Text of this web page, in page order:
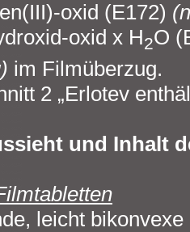
oxid (E172)
oxid x H2O
im Filmüberzug.
2 „Erlotev
und Inhalt
leicht